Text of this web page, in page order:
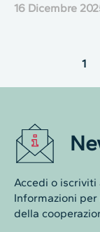
16 Dicembre
1
Accedi o
Informazioni
della